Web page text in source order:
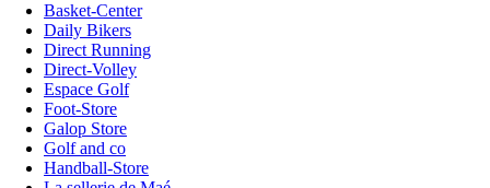
Basket-Center
Daily Bikers
Direct Running
Direct-Volley
Espace Golf
Foot-Store
Galop Store
Golf and co
Handball-Store